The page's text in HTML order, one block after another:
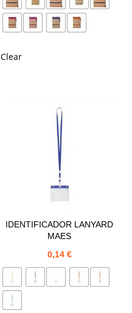
Clear
IDENTIFICADOR LANYARD
MAES
0,14 €